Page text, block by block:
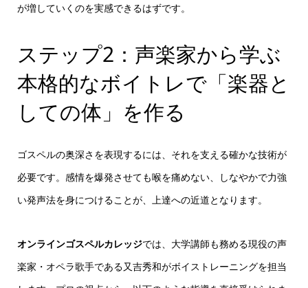
が増していくのを実感できるはずです。
ステップ2：声楽家から学ぶ
本格的なボイトレで「楽器と
しての体」を作る
ゴスペルの奥深さを表現するには、それを支える確かな技術が
必要です。感情を爆発させても喉を痛めない、しなやかで力強
い発声法を身につけることが、上達への近道となります。
オンラインゴスペルカレッジでは、大学講師も務める現役の声
楽家・オペラ歌手である又吉秀和がボイストレーニングを担当